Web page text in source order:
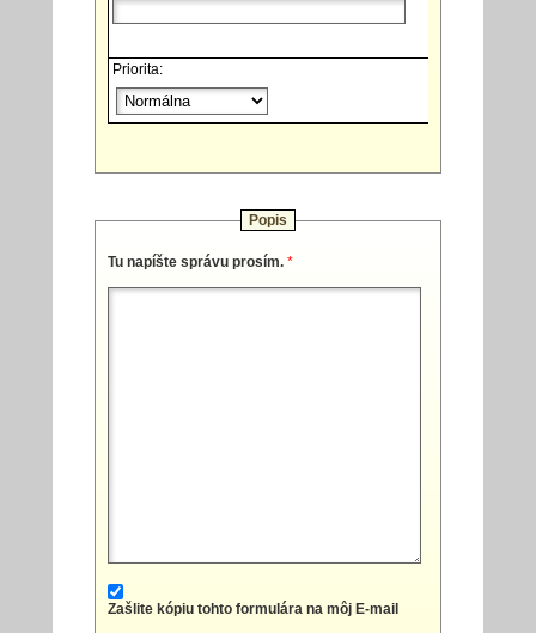
Priorita:
Popis
Tu napíšte správu prosím. *
Zašlite kópiu tohto formulára na môj E-mail